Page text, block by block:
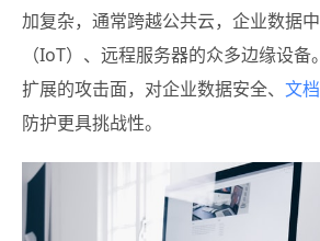
加复杂，通常跨越公共云，企业数据
（IoT）、远程服务器的众多边缘设
扩展的攻击面，对企业数据安全、 文
防护更具挑战性。